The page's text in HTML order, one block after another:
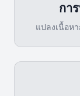
กา
แปลงเนื้อห